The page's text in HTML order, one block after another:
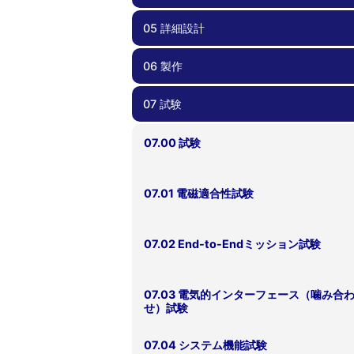
04.00 概念設計/基本設計
04.01 要求管理
04.02 過去のプロジェクトの教訓の反映
04.03 安全要求適合性確認
04.04 検証計画
05 詳細設計
05.00 詳細設計
05.01 部品・コンポーネント選択
05.02 リスク管理、FTA、FMEA
05.03 死なない衛星を心がける
05.04 過剰な保護機能を避ける
05.05 設計変更時の留意点
05.06 運用しやすい衛星設計
05.07 試験しやすい、製造しやすい衛星
05.08 設計根拠の理解
05.09 フライトモデルに移行する前に
05.10 安全要求適合性確認
06 製作
06.00 製作
06.01 品質管理
06.02 作業外注と内製
06.03 安全要求適合性確認
07 試験
07.00 試験
07.01 電磁適合性試験
07.02 End-to-Endミッション試験
07.03 電気的インターフェース（噛み合わ
せ）試験
07.04 システム機能試験